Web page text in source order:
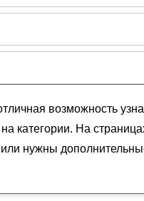
возможность
категории. На
нужны